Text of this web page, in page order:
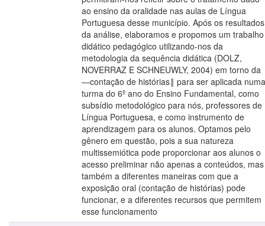
ao ensino da oralidade nas aulas de Língua
Portuguesa desse município. Após os resultados
da análise, elaboramos e propomos um trabalho
didático pedagógico utilizando-nos da
metodologia da sequência didática (DOLZ,
NOVERRAZ E SCHNEUWLY, 2004) em torno da
―contação de histórias‖ para ser aplicada numa
turma do 6º ano do Ensino Fundamental, como
subsídio metodológico para nós, professores de
Língua Portuguesa, e como instrumento de
aprendizagem para os alunos. Optamos pelo
gênero em questão, pois a sua natureza
multissemiótica pode proporcionar aos alunos o
acesso preliminar não apenas a conteúdos, mas
também a diferentes maneiras com que a
exposição oral (contação de histórias) pode
funcionar, e a diferentes recursos que permitem
esse funcionamento